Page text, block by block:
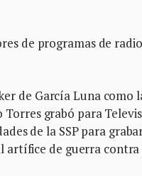
de programas de
de García Luna como
Torres grabó para
de la SSP para
artífice de guerra